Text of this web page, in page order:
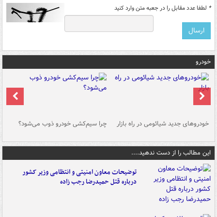
* لطفا عدد مقابل را در جعبه متن وارد کنید
خودرو
خودروهای جدید شیائومی در راه بازار چرا سیم‌کشی خودرو ذوب می‌شود؟
این مطالب را از دست ندهید....
توضیحات معاون امنیتی و انتظامی وزیر کشور
درباره قتل حمیدرضا رجب زاده